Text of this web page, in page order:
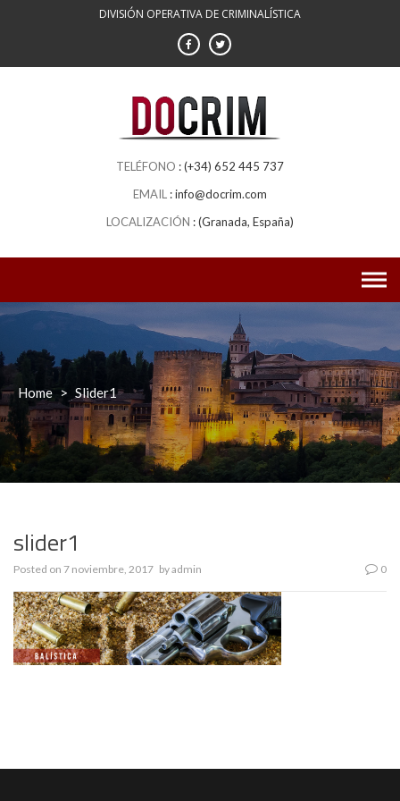
DIVISIÓN OPERATIVA DE CRIMINALÍSTICA
(+34) 652 445 737
info@docrim.com
(Granada, España)
Home > Slider1
slider1
Posted on 7 noviembre, 2017 byadmin 0